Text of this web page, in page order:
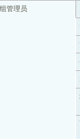
管理员